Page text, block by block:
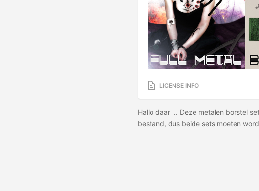
LICENSE INFO
Hallo daar ... Deze metalen borstel
bestand, dus beide sets moeten